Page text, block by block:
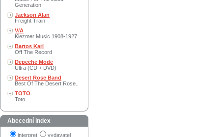
Generation
Jackson Alan
Freight Train
V/A
Klezmer Music 1908-1927
Bartos Karl
Off The Record
Depeche Mode
Ultra (CD + DVD)
Desert Rose Band
Best Of The Desert Rose..
TOTO
Toto
Abecední index
interpret vydavatel